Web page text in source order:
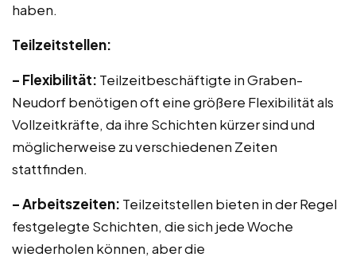
haben.
Teilzeitstellen:
– Flexibilität: Teilzeitbeschäftigte in Graben-
Neudorf benötigen oft eine größere Flexibilität als
Vollzeitkräfte, da ihre Schichten kürzer sind und
möglicherweise zu verschiedenen Zeiten
stattfinden.
– Arbeitszeiten: Teilzeitstellen bieten in der Regel
festgelegte Schichten, die sich jede Woche
wiederholen können, aber die